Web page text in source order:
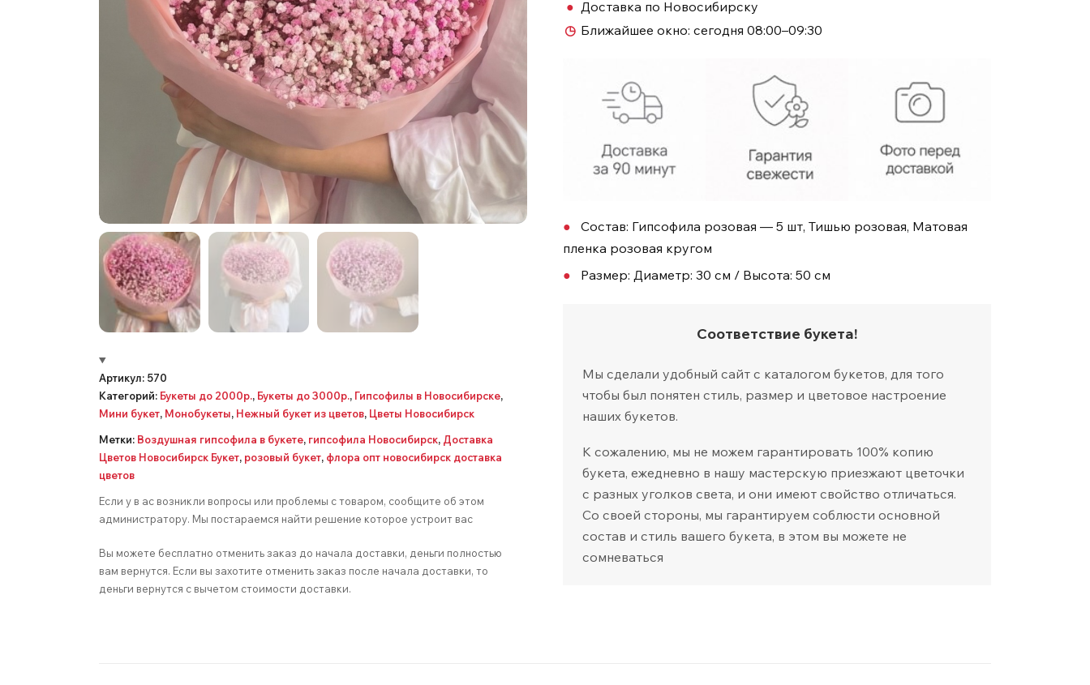
Артикул: 570
Категорий: Букеты до 2000р., Букеты до 3000р., Гипсофилы в Новосибирске,
Мини букет, Монобукеты, Нежный букет из цветов, Цветы Новосибирск
Метки: Воздушная гипсофила в букете, гипсофила Новосибирск, Доставка
Цветов Новосибирск Букет, розовый букет, флора опт новосибирск доставка
цветов
Если у в ас возникли вопросы или проблемы с товаром, сообщите об этом
администратору. Мы постараемся найти решение которое устроит вас
Вы можете бесплатно отменить заказ до начала доставки, деньги полностью
вам вернутся. Если вы захотите отменить заказ после начала доставки, то
деньги вернутся с вычетом стоимости доставки.
● Доставка по Новосибирску
◷ Ближайшее окно: сегодня 08:00–09:30
Состав: Гипсофила розовая — 5 шт, Тишью розовая, Матовая
пленка розовая кругом
Размер: Диаметр: 30 см / Высота: 50 см
Соответствие букета!
Мы сделали удобный сайт с каталогом букетов, для того
чтобы был понятен стиль, размер и цветовое настроение
наших букетов.
К сожалению, мы не можем гарантировать 100% копию
букета, ежедневно в нашу мастерскую приезжают цветочки
с разных уголков света, и они имеют свойство отличаться.
Со своей стороны, мы гарантируем соблюсти основной
состав и стиль вашего букета, в этом вы можете не
сомневаться